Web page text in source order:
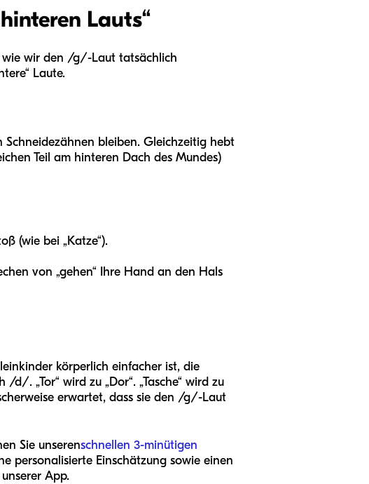
Lauts“
wie wir den /g/-Laut tatsächlich
Laute.
bleiben. Gleichzeitig hebt
Teil am hinteren Dach des Mundes)
(wie bei „Katze“).
von „gehen“ Ihre Hand an den Hals
körperlich einfacher ist, die
. „Tor“ wird zu „Dor“. „Tasche“ wird zu
erwartet, dass sie den /g/-Laut
Sie unserenschnellen 3-minütigen
personalisierte Einschätzung sowie einen
App.